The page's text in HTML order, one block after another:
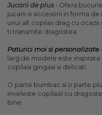
Jucarii de plus- Ofera
jucarii si accesorii in forma
unui alt copilas drag cu ocazii
ti transmite dragostea.
Paturici moi si personalizate
larg de modele este
copilasi gingasi si delicati.
O parte bumbac si o parte
inveleste copilasii cu
bine.